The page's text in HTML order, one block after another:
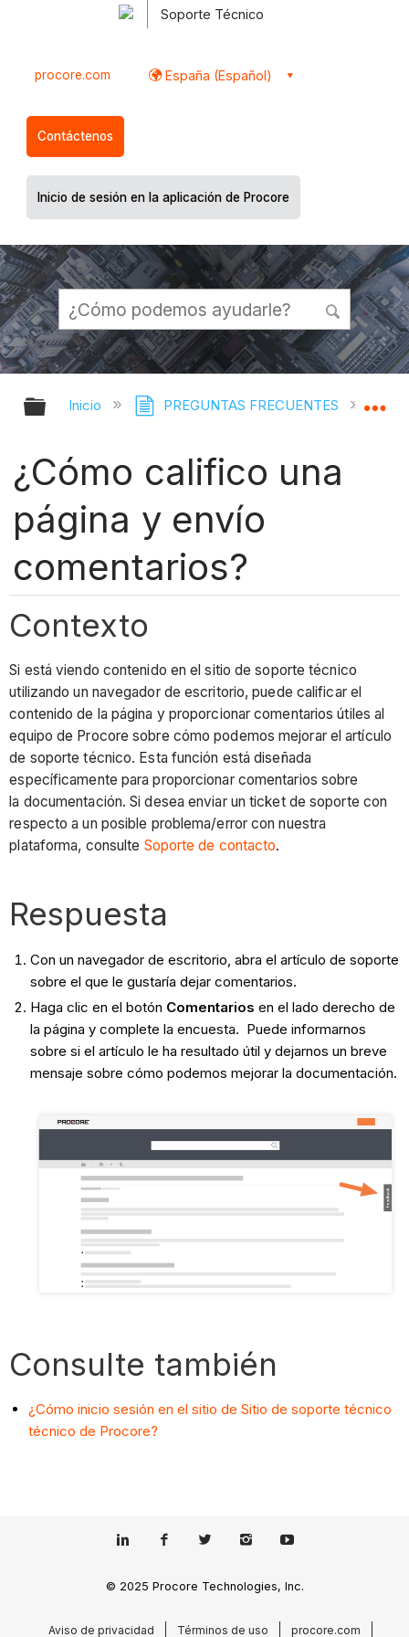
Soporte Técnico
procore.com España (Español)
Contáctenos
Inicio de sesión en la aplicación de Procore
Expandir/contraer jerarquía global
Inicio PREGUNTAS FRECUENTES
¿Cómo califico una
página y envío
comentarios?
Contexto
Si está viendo contenido en el sitio de soporte técnico
utilizando un navegador de escritorio, puede calificar el
contenido de la página y proporcionar comentarios útiles al
equipo de Procore sobre cómo podemos mejorar el artículo
de soporte técnico. Esta función está diseñada
específicamente para proporcionar comentarios sobre
la documentación. Si desea enviar un ticket de soporte con
respecto a un posible problema/error con nuestra
plataforma, consulte Soporte de contacto.
Respuesta
Con un navegador de escritorio, abra el artículo de soporte
sobre el que le gustaría dejar comentarios.
Haga clic en el botón Comentarios en el lado derecho de
la página y complete la encuesta. Puede informarnos
sobre si el artículo le ha resultado útil y dejarnos un breve
mensaje sobre cómo podemos mejorar la documentación.
Consulte también
¿Cómo inicio sesión en el sitio de Sitio de soporte técnico
técnico de Procore?
© 2025 Procore Technologies, Inc.
Aviso de privacidad Términos de uso procore.com